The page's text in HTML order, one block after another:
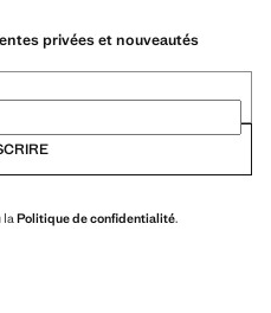
privées et nouveautés
la Politique de confidentialité.